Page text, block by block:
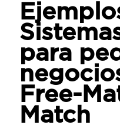
para
Free-
Match